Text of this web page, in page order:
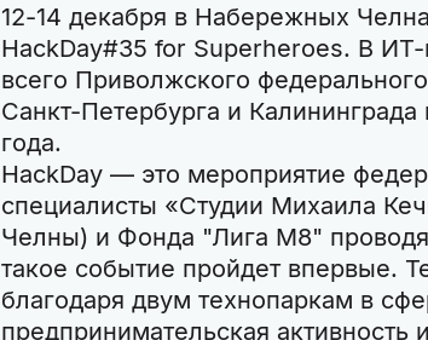
12-14 декабря в Набережных
HackDay#35 for Superheroes. В ИТ-
всего Приволжского
Санкт-Петербурга и
года.
HackDay — это мероприятие
специалисты «Студии Михаила
Челны) и Фонда "Лига М8"
такое событие пройдет впервые.
благодаря двум технопаркам в
предпринимательская